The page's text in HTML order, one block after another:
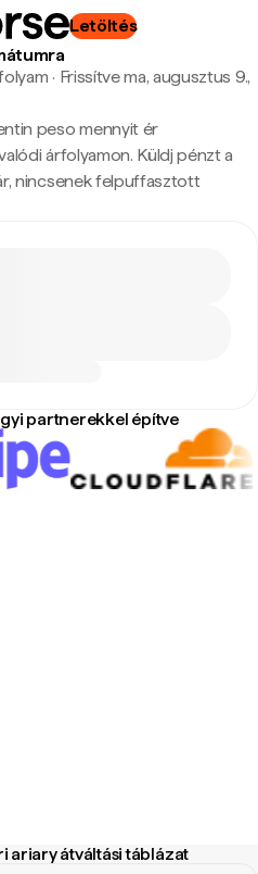
Letöltés
· Frissítve ma, augusztus 9.,
peso mennyit ér
árfolyamon. Küldj pénzt a
nincsenek felpuffasztott
partnerekkel építve
ariary átváltási táblázat